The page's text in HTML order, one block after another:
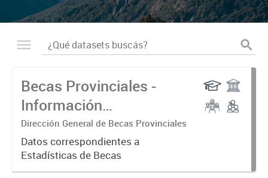
Becas Provinciales -
Información
Consolidada
Dirección General de Becas Provinciales
Datos correspondientes a
Estadísticas de Becas